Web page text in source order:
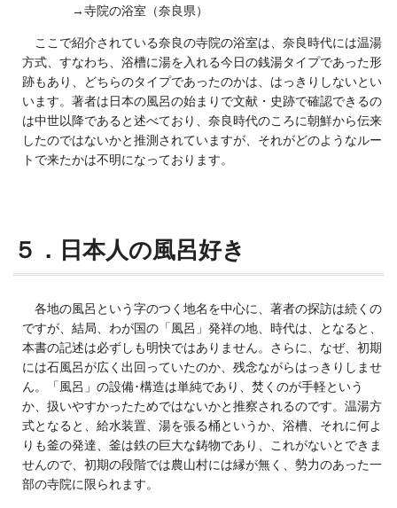
→寺院の浴室（奈良県）
ここで紹介されている奈良の寺院の浴室は、奈良時代には温湯
方式、すなわち、浴槽に湯を入れる今日の銭湯タイプであった形
跡もあり、どちらのタイプであったのかは、はっきりしないとい
います。著者は日本の風呂の始まりで文献・史跡で確認できるの
は中世以降であると述べており、奈良時代のころに朝鮮から伝来
したのではないかと推測されていますが、それがどのようなルー
トで来たかは不明になっております。
５．日本人の風呂好き
各地の風呂という字のつく地名を中心に、著者の探訪は続くの
ですが、結局、わが国の「風呂」発祥の地、時代は、となると、
本書の記述は必ずしも明快ではありません。さらに、なぜ、初期
には石風呂が広く出回っていたのか、残念ながらはっきりしませ
ん。「風呂」の設備･構造は単純であり、焚くのが手軽という
か、扱いやすかったためではないかと推察されるのです。温湯方
式となると、給水装置、湯を張る桶というか、浴槽、それに何よ
りも釜の発達、釜は鉄の巨大な鋳物であり、これがないとできま
せんので、初期の段階では農山村には縁が無く、勢力のあった一
部の寺院に限られます。